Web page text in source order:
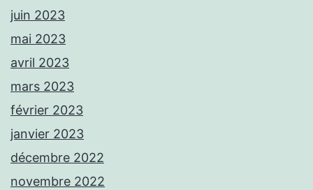
juin 2023
mai 2023
avril 2023
mars 2023
février 2023
janvier 2023
décembre 2022
novembre 2022